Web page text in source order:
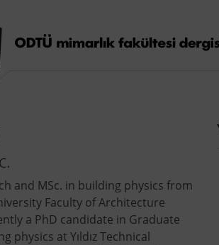
and MSc. in building physics from
Faculty of Architecture
a PhD candidate in Graduate
physics at Yıldız Technical